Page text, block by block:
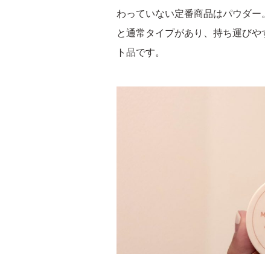
わっていない定番商品はパウダ
と通常タイプがあり、持ち運び
ト品です。